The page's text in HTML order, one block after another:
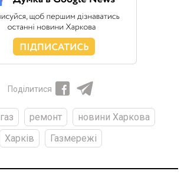
Поділитися
газ ремонт
новини Харкова
Харків
Газмережі